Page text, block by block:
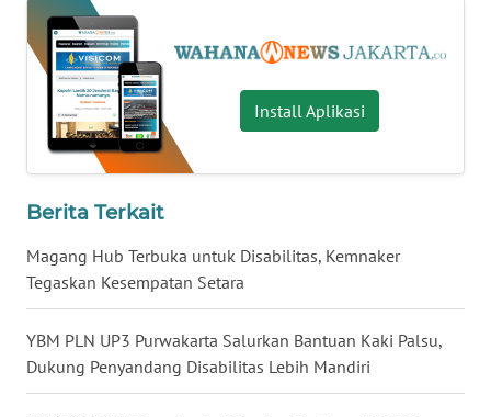
Install Aplikasi
Berita Terkait
Magang Hub Terbuka untuk Disabilitas, Kemnaker
Tegaskan Kesempatan Setara
YBM PLN UP3 Purwakarta Salurkan Bantuan Kaki Palsu,
Dukung Penyandang Disabilitas Lebih Mandiri
WN
KALTARA
WN
KALSEL
WN
WN
SULSEL
WN
GORONTALO